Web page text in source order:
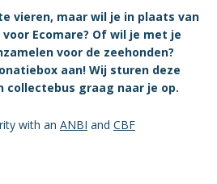
vieren, maar wil je in plaats van
Ecomare? Of wil je met je
voor de zeehonden?
aan! Wij sturen deze
collectebus graag naar je op.
with an ANBI and CBF